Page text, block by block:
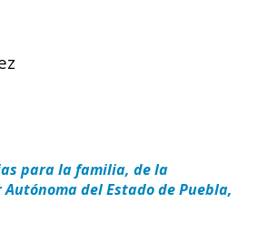
para la familia, de la
del Estado de Puebla,